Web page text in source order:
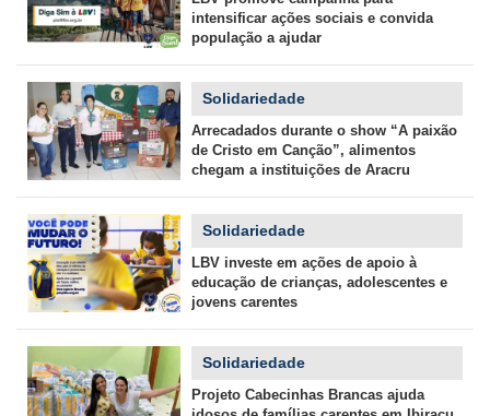
intensificar ações sociais e convida
população a ajudar
Solidariedade
Arrecadados durante o show “A paixão
de Cristo em Canção”, alimentos
chegam a instituições de Aracru
Solidariedade
LBV investe em ações de apoio à
educação de crianças, adolescentes e
jovens carentes
Solidariedade
Projeto Cabecinhas Brancas ajuda